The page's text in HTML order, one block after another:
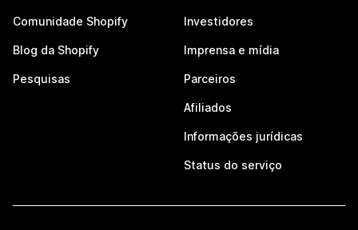
Comunidade Shopify
Blog da Shopify
Pesquisas
Investidores
Imprensa e mídia
Parceiros
Afiliados
Informações jurídicas
Status do serviço